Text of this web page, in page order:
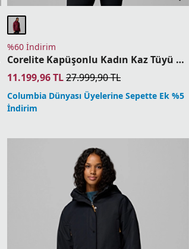
%60 İndirim
Corelite Kapüşonlu Kadın Kaz Tüyü Mont
11.199,96TL27.999,90TL
Columbia Dünyası Üyelerine Sepette Ek %5
İndirim